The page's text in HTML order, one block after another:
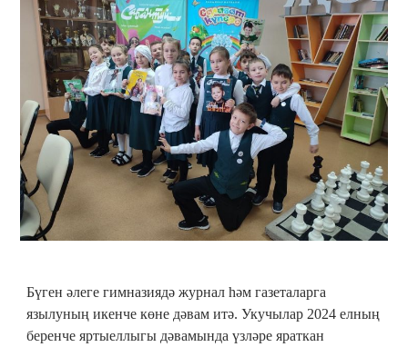
Бүген әлеге гимназиядә журнал һәм газеталарга
язылуның икенче көне дәвам итә. Укучылар 2024 елның
беренче яртыеллыгы дәвамында үзләре яраткан